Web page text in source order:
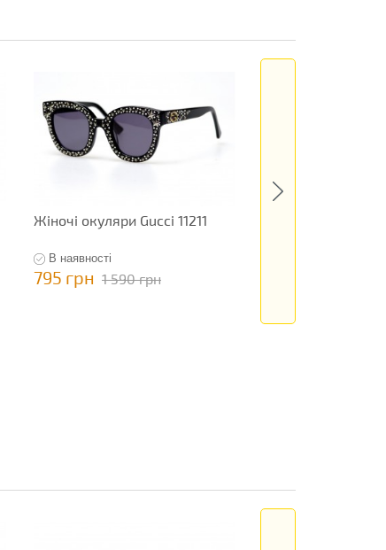
Жіночі окуляри Gucci 11211
В наявності
795 грн 1 590 грн